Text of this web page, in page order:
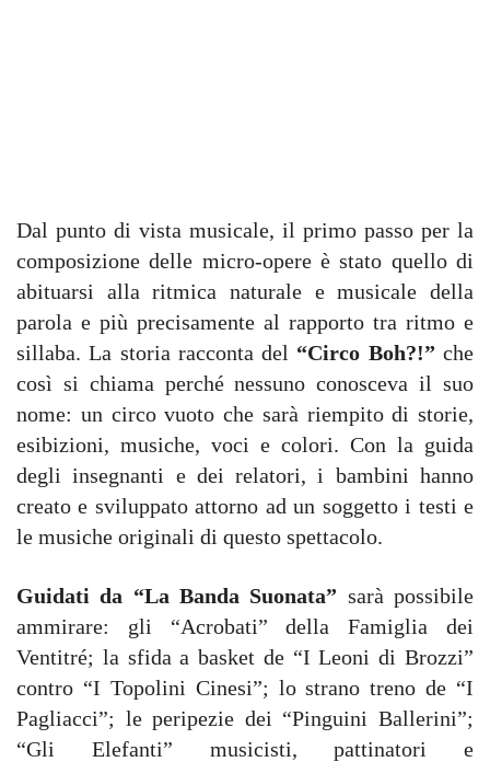
Dal punto di vista musicale, il primo passo per la
composizione delle micro-opere è stato quello di
abituarsi alla ritmica naturale e musicale della
parola e più precisamente al rapporto tra ritmo e
sillaba. La storia racconta del “Circo Boh?!” che
così si chiama perché nessuno conosceva il suo
nome: un circo vuoto che sarà riempito di storie,
esibizioni, musiche, voci e colori. Con la guida
degli insegnanti e dei relatori, i bambini hanno
creato e sviluppato attorno ad un soggetto i testi e
le musiche originali di questo spettacolo.
Guidati da “La Banda Suonata” sarà possibile
ammirare: gli “Acrobati” della Famiglia dei
Ventitré; la sfida a basket de “I Leoni di Brozzi”
contro “I Topolini Cinesi”; lo strano treno de “I
Pagliacci”; le peripezie dei “Pinguini Ballerini”;
“Gli Elefanti” musicisti, pattinatori e